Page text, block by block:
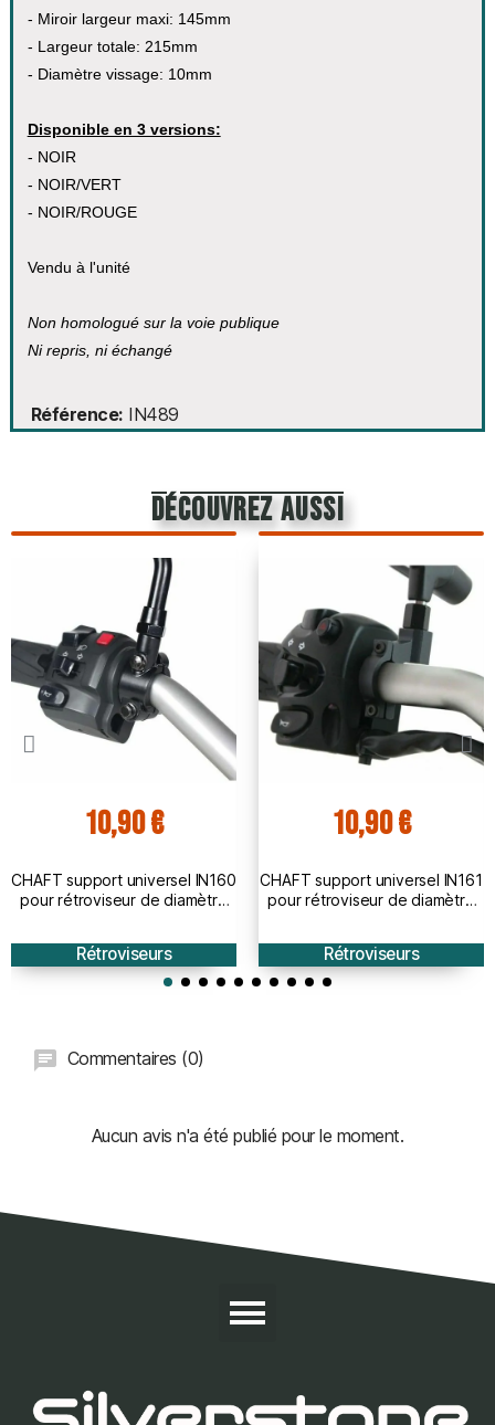
- Miroir largeur maxi: 145mm
- Largeur totale: 215mm
- Diamètre vissage: 10mm
Disponible en 3 versions:
- NOIR
- NOIR/VERT
- NOIR/ROUGE
Vendu à l'unité
Non homologué sur la voie publique
Ni repris, ni échangé
Référence IN489
découvrez aussi
10,90 €
CHAFT support universel IN160
pour rétroviseur de diamètre
moto
Rétroviseurs
10,90 €
CHAFT support universel IN161
pour rétroviseur de diamètre
moto
Rétroviseurs
Commentaires (0)
Aucun avis n'a été publié pour le moment.